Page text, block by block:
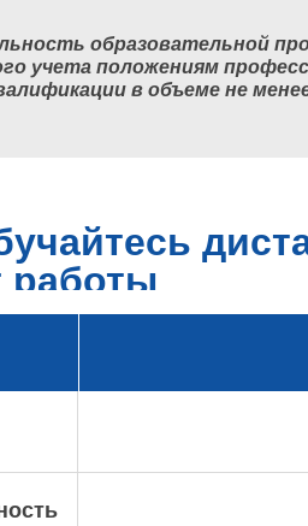
образовательной
учета положениям
в объеме не
работы